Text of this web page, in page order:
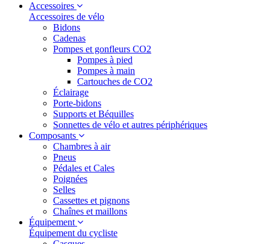
Accessoires
Accessoires de vélo
Bidons
Cadenas
Pompes et gonfleurs CO2
Pompes à pied
Pompes à main
Cartouches de CO2
Éclairage
Porte-bidons
Supports et Béquilles
Sonnettes de vélo et autres périphériques
Composants
Chambres à air
Pneus
Pédales et Cales
Poignées
Selles
Cassettes et pignons
Chaînes et maillons
Équipement
Équipement du cycliste